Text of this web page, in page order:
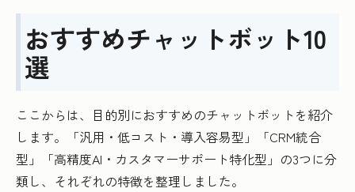
おすすめチャットボット10
選
ここからは、目的別におすすめのチャットボットを紹介
します。「汎用・低コスト・導入容易型」「CRM統合
型」「高精度AI・カスタマーサポート特化型」の3つに分
類し、それぞれの特徴を整理しました。